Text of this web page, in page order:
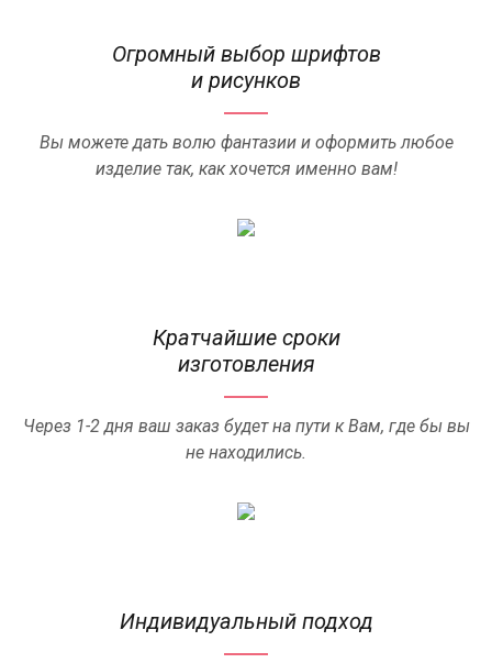
Огромный выбор шрифтов
и рисунков
Вы можете дать волю фантазии и оформить любое
изделие так, как хочется именно вам!
Кратчайшие сроки
изготовления
Через 1-2 дня ваш заказ будет на пути к Вам, где бы вы
не находились.
Индивидуальный подход